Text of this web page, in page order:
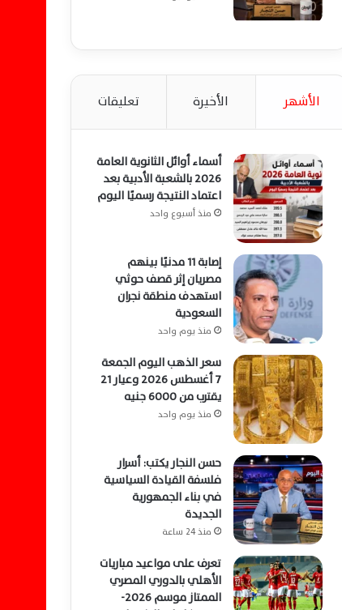
الأشهر الأخيرة تعليقات
أسماء أوائل الثانوية العامة
2026 بالشعبة الأدبية بعد
اعتماد النتيجة رسميًا اليوم
منذ أسبوع واحد
إصابة 11 مدنيًا بينهم
مصريان إثر قصف حوثي
استهدف منطقة نجران
السعودية
منذ يوم واحد
سعر الذهب اليوم الجمعة
7 أغسطس 2026 وعيار 21
يقترب من 6000 جنيه
منذ يوم واحد
حسن النجار يكتب: أسرار
فلسفة القيادة السياسية
في بناء الجمهورية
الجديدة
منذ 24 ساعة
تعرف على مواعيد مباريات
الأهلي بالدوري المصري
الممتاز موسم 2026-